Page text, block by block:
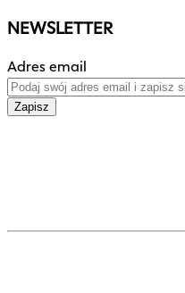
NEWSLETTER
Adres email
Zapisz